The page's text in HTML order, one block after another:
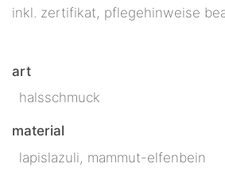
inkl. zertifikat, pflegehinweise
art
halsschmuck
material
lapislazuli, mammut-elfenbein